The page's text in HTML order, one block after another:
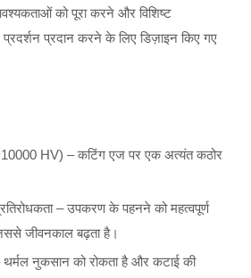
को पूरा करने और विशिष्ट
प्रदर्शन प्रदान करने के लिए डिज़ाइन किए गए
HV) – कटिंग एज पर एक अत्यंत कठोर
– उपकरण के पहनने को महत्वपूर्ण
जीवनकाल बढ़ता है।
थर्मल नुकसान को रोकता है और कटाई की